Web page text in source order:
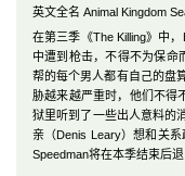
英文全名 Animal Kingdom
在第三季《The Killing》中
中遭到枪击，不得不为保命
帮的每个男人都有自己的
胁越来越严重时，他们不得
狱里听到了一些出人意料的
亲（Denis Leary）想和关
Speedman将在本季结束后